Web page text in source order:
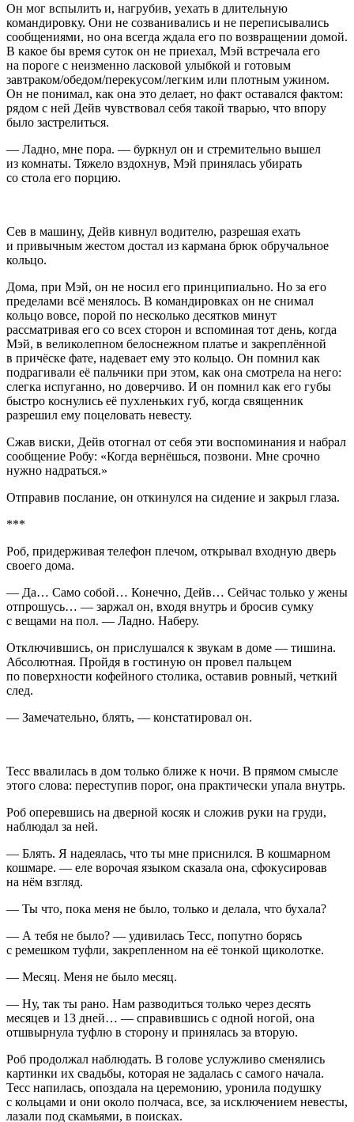
Он мог вспылить и, нагрубив, уехать в длительную
командировку. Они не созванивались и не переписывались
сообщениями, но она всегда ждала его по возвращении домой.
В какое бы время суток он не приехал, Мэй встречала его
на пороге с неизменно ласковой улыбкой и готовым
завтраком/обедом/перекусом/легким или плотным ужином.
Он не понимал, как она это делает, но факт оставался фактом:
рядом с ней Дейв чувствовал себя такой тварью, что впору
было застрелиться.
— Ладно, мне пора. — буркнул он и стремительно вышел
из комнаты. Тяжело вздохнув, Мэй принялась убирать
со стола его порцию.
Сев в машину, Дейв кивнул водителю, разрешая ехать
и привычным жестом достал из кармана брюк обручальное
кольцо.
Дома, при Мэй, он не носил его принципиально. Но за его
пределами всё менялось. В командировках он не снимал
кольцо вовсе, порой по несколько десятков минут
рассматривая его со всех сторон и вспоминая тот день, когда
Мэй, в великолепном белоснежном платье и закреплённой
в причёске фате, надевает ему это кольцо. Он помнил как
подрагивали её пальчики при этом, как она смотрела на него:
слегка испуганно, но доверчиво. И он помнил как его губы
быстро коснулись её пухленьких губ, когда священник
разрешил ему поцеловать невесту.
Сжав виски, Дейв отогнал от себя эти воспоминания и набрал
сообщение Робу: «Когда вернёшься, позвони. Мне срочно
нужно надраться.»
Отправив послание, он откинулся на сидение и закрыл глаза.
***
Роб, придерживая телефон плечом, открывал входную дверь
своего дома.
— Да… Само собой… Конечно, Дейв… Сейчас только у жены
отпрошусь… — заржал он, входя внутрь и бросив сумку
с вещами на пол. — Ладно. Наберу.
Отключившись, он прислушался к звукам в доме — тишина.
Абсолютная. Пройдя в гостиную он провел пальцем
по поверхности кофейного столика, оставив ровный, четкий
след.
— Замечательно, блять, — констатировал он.
Тесс ввалилась в дом только ближе к ночи. В прямом смысле
этого слова: переступив порог, она практически упала внутрь.
Роб оперевшись на дверной косяк и сложив руки на груди,
наблюдал за ней.
— Блять. Я надеялась, что ты мне приснился. В кошмарном
кошмаре. — еле ворочая языком сказала она, сфокусировав
на нём взгляд.
— Ты что, пока меня не было, только и делала, что бухала?
— А тебя не было? — удивилась Тесс, попутно борясь
с ремешком туфли, закрепленном на её тонкой щиколотке.
— Месяц. Меня не было месяц.
— Ну, так ты рано. Нам разводиться только через десять
месяцев и 13 дней… — справившись с одной ногой, она
отшвырнула туфлю в сторону и принялась за вторую.
Роб продолжал наблюдать. В голове услужливо сменялись
картинки их свадьбы, которая не задалась с самого начала.
Тесс напилась, опоздала на церемонию, уронила подушку
с кольцами и они около полчаса, все, за исключением невесты,
лазали под скамьями, в поисках.